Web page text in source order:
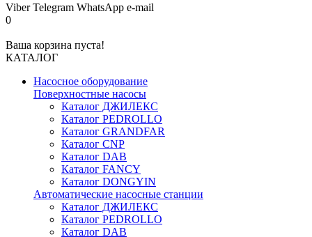
ViberTelegram WhatsApp e-mail
0
Ваша корзина пуста!
КАТАЛОГ
Насосное оборудование
Поверхностные насосы
Каталог ДЖИЛЕКС
Каталог PEDROLLO
Каталог GRANDFAR
Каталог CNP
Каталог DAB
Каталог FANCY
Каталог DONGYIN
Автоматические насосные станции
Каталог ДЖИЛЕКС
Каталог PEDROLLO
Каталог DAB